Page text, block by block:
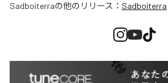
Sadboiterraの他のリリース： Sadboiterra